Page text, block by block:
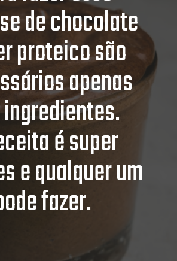
receitas
saborosas!
de chocolate
proteico são
apenas
é super
e qualquer um
fazer.